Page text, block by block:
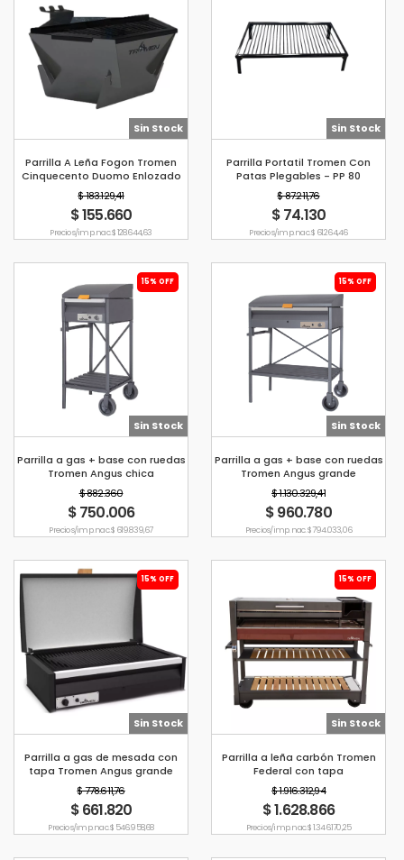
Sin Stock
Parrilla A Leña Fogon Tromen
Cinquecento Duomo Enlozado
$ 183.129,41
$ 155.660
Precio s/imp. nac. $ 128.644,63
Sin Stock
Parrilla Portatil Tromen Con
Patas Plegables - PP 80
Enlozada
$ 87.211,76
$ 74.130
Precio s/imp. nac. $ 61.264,46
15% OFF
Sin Stock
Parrilla a gas + base con ruedas
Tromen Angus chica
$ 882.360
$ 750.006
Precio s/imp. nac. $ 619.839,67
15% OFF
Sin Stock
Parrilla a gas + base con ruedas
Tromen Angus grande
$ 1.130.329,41
$ 960.780
Precio s/imp. nac. $ 794.033,06
15% OFF
Sin Stock
Parrilla a gas de mesada con
tapa Tromen Angus grande
$ 778.611,76
$ 661.820
Precio s/imp. nac. $ 546.958,68
15% OFF
Sin Stock
Parrilla a leña carbón Tromen
Federal con tapa
$ 1.916.312,94
$ 1.628.866
Precio s/imp. nac. $ 1.346.170,25